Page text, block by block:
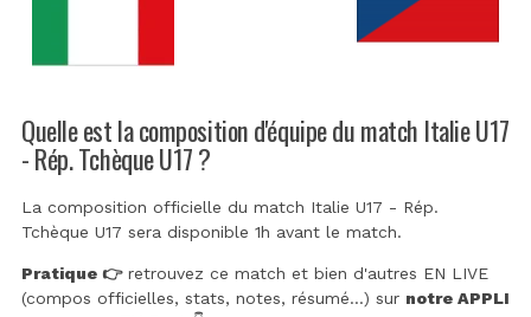
Quelle est la composition d'équipe du match Italie U17
- Rép. Tchèque U17 ?
La composition officielle du match Italie U17 - Rép.
Tchèque U17 sera disponible 1h avant le match.
Pratique 👉retrouvez ce match et bien d'autres EN LIVE
(compos officielles, stats, notes, résumé...) sur notre APPLI